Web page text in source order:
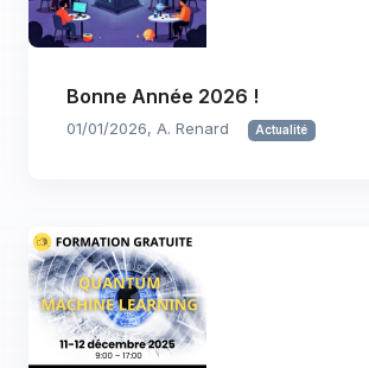
Bonne Année 2026 !
01/01/2026, A. Renard Actualité